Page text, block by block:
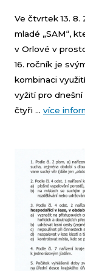
Ve čtvrtek 13. 8.
mladé „SAM“,
v Orlové v
16. ročník je
kombinaci
vyžití pro dnešní
čtyři ... více